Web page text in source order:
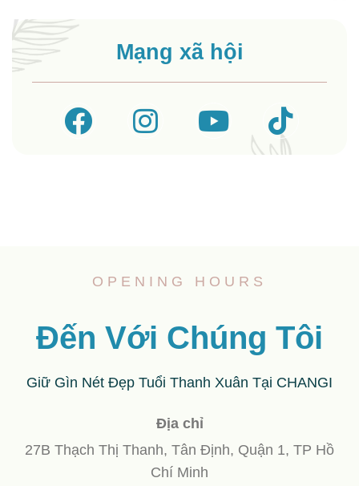
Mạng xã hội
OPENING HOURS
Đến Với Chúng Tôi
Giữ Gìn Nét Đẹp Tuổi Thanh Xuân Tại CHANGI
Địa chỉ
27B Thạch Thị Thanh, Tân Định, Quận 1, TP Hồ
Chí Minh